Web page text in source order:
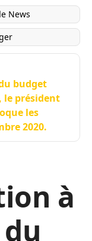
News
budget
le président
les
2020.
à